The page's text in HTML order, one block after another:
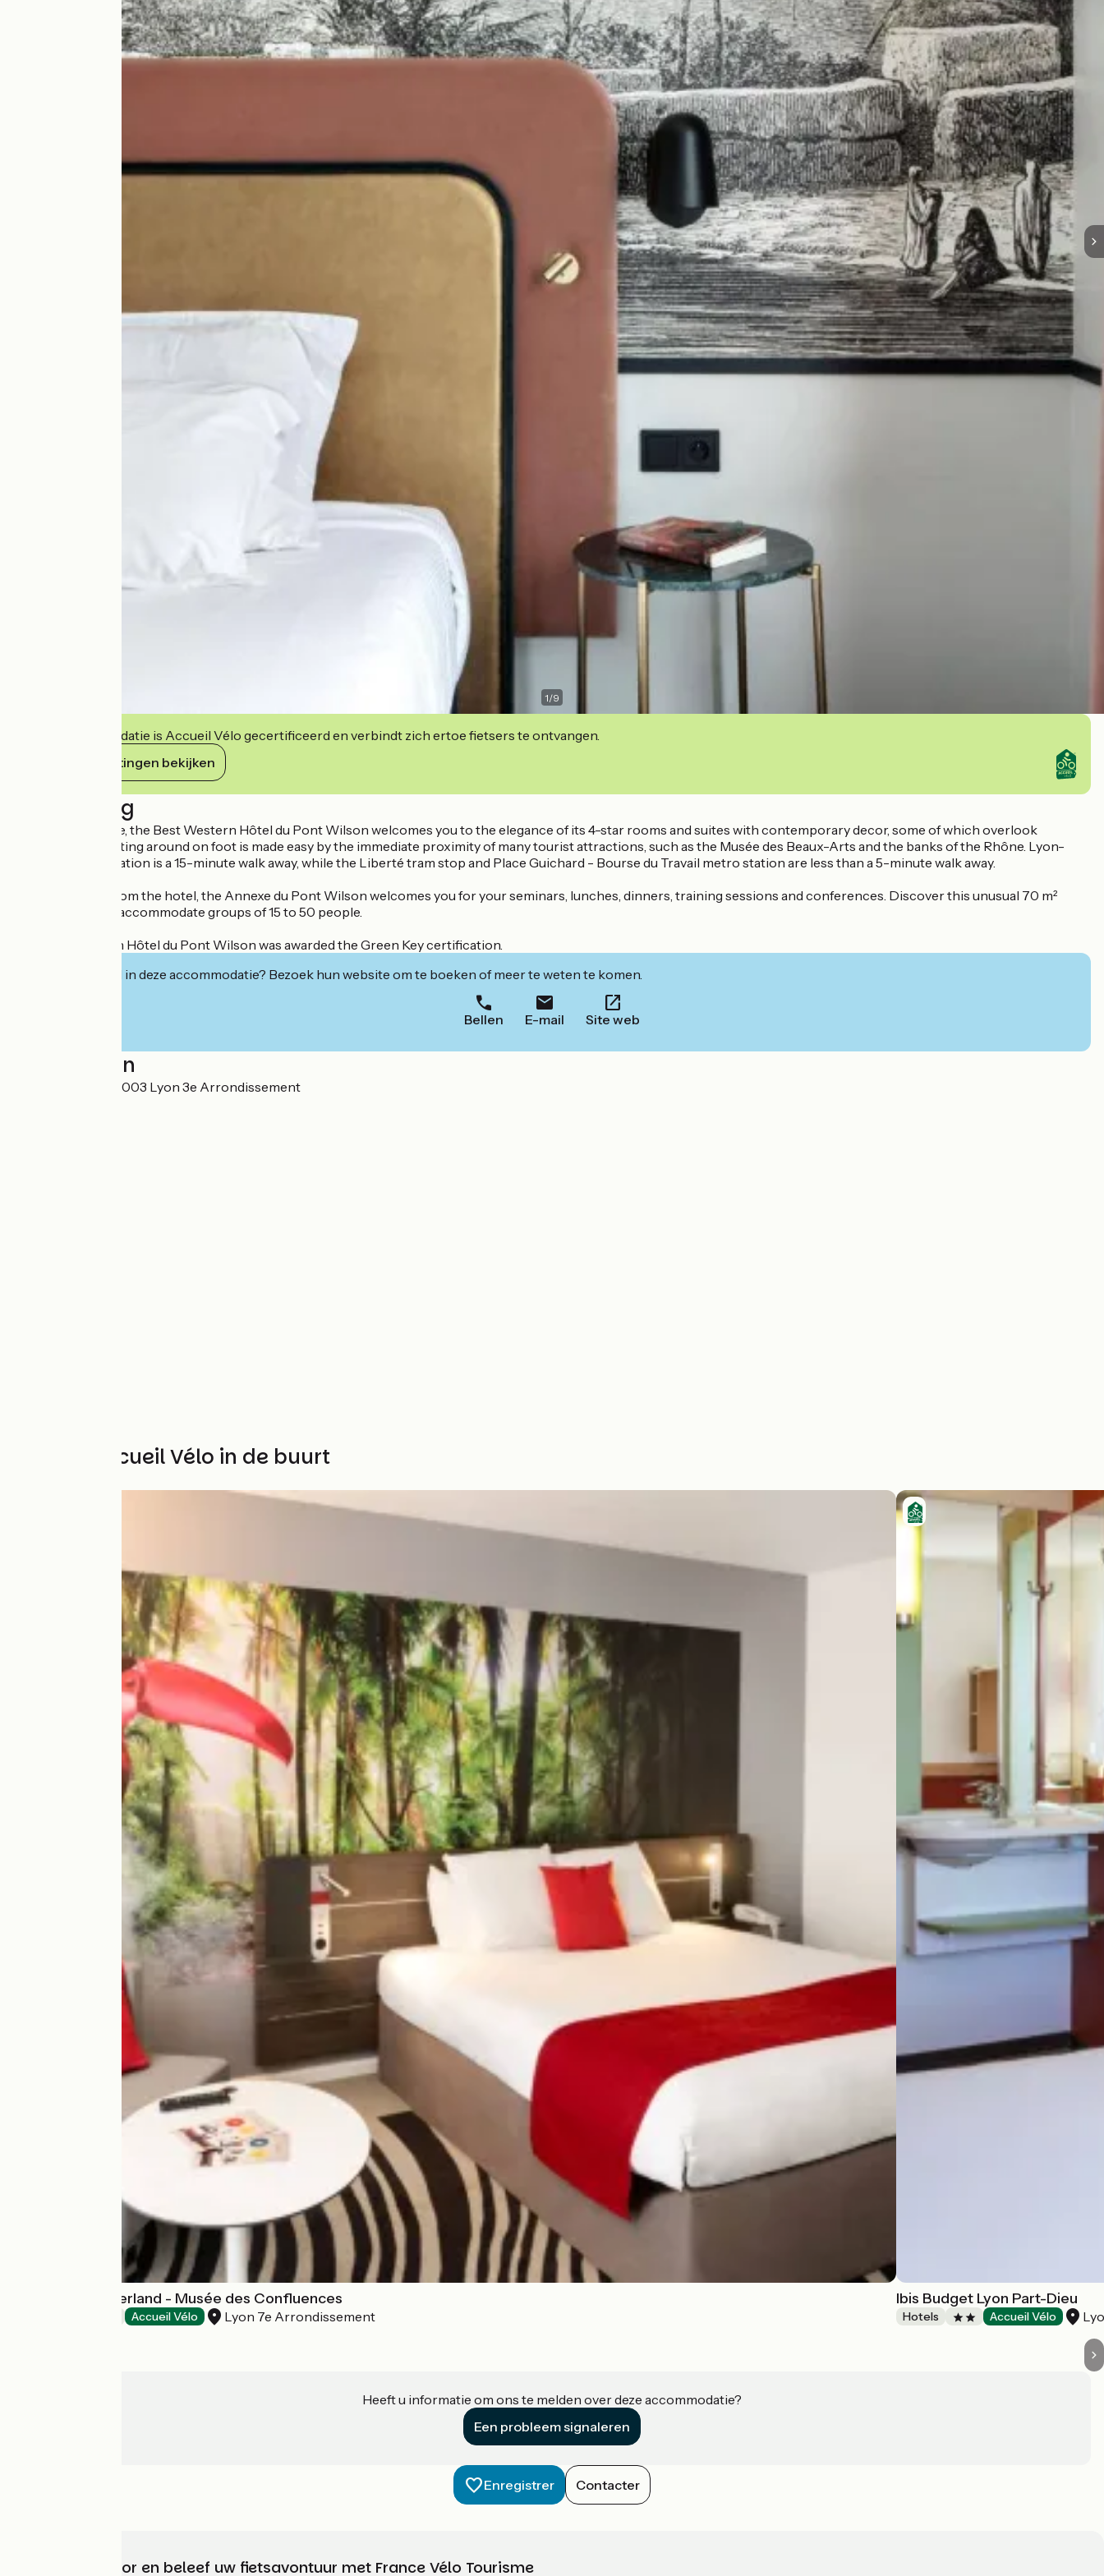
1/9
Deze accommodatie is Accueil Vélo gecertificeerd en verbindt zich ertoe fietsers te ontvangen.
Haar verplichtingen bekijken
Beschrijving
In Lyon city centre, the Best Western Hôtel du Pont Wilson welcomes you to the elegance of its 4-star rooms and suites with contemporary decor, some of which overlook
Fourvière hill. Getting around on foot is made easy by the immediate proximity of many tourist attractions, such as the Musée des Beaux-Arts and the banks of the Rhône. Lyon-
Part-Dieu train station is a 15-minute walk away, while the Liberté tram stop and Place Guichard - Bourse du Travail metro station are less than a 5-minute walk away.
Just a few steps from the hotel, the Annexe du Pont Wilson welcomes you for your seminars, lunches, dinners, training sessions and conferences. Discover this unusual 70 m²
venue, which can accommodate groups of 15 to 50 people.
The Best Western Hôtel du Pont Wilson was awarded the Green Key certification.
Geïnteresseerd in deze accommodatie? Bezoek hun website om te boeken of meer te weten te komen.
Bellen E-mail Site web
Localisation
6 rue Mazenod 69003 Lyon 3e Arrondissement
Andere Accueil Vélo in de buurt
Novotel Lyon Gerland - Musée des Confluences
Accueil Vélo Lyon 7e Arrondissement
Ibis Budget Lyon Part-Dieu
Hotels Accueil Vélo
Heeft u informatie om ons te melden over deze accommodatie?
Een probleem signaleren
Enregistrer Contacter
Kies, bereid voor en beleef uw fietsavontuur met France Vélo Tourisme